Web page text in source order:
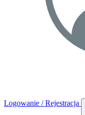
Logowanie / Rejestracja